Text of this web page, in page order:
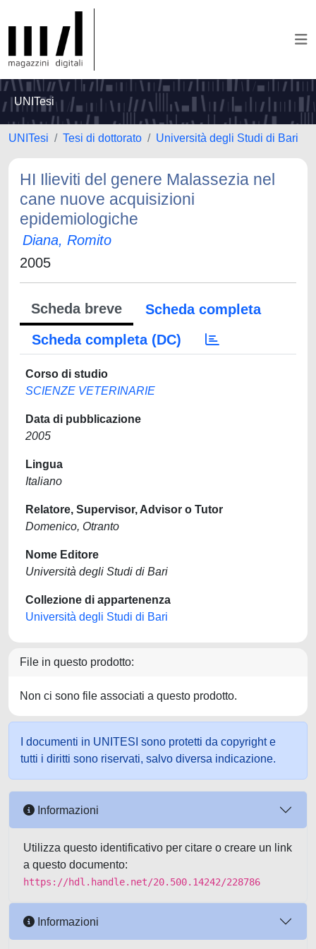
UNITesi
UNITesi Tesi di dottorato Università degli Studi di Bari
HI Ilieviti del genere Malassezia nel
cane nuove acquisizioni
epidemiologiche
Diana, Romito
2005
Scheda breve
Scheda completa
Scheda completa (DC)
Corso di studio
SCIENZE VETERINARIE
Data di pubblicazione
2005
Lingua
Italiano
Relatore, Supervisor, Advisor o Tutor
Domenico, Otranto
Nome Editore
Università degli Studi di Bari
Collezione di appartenenza
Università degli Studi di Bari
File in questo prodotto:
Non ci sono file associati a questo prodotto.
I documenti in UNITESI sono protetti da copyright e
tutti i diritti sono riservati, salvo diversa indicazione.
Informazioni
Utilizza questo identificativo per citare o creare un link
a questo documento:
https://hdl.handle.net/20.500.14242/228786
Informazioni